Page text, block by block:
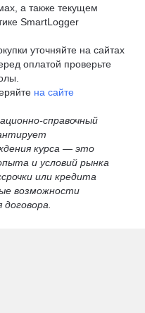
а также текущем
SmartLogger
уточняйте на сайтах
оплатой проверьте
на сайте
справочный
курса — это
и условий рынка
или кредита
возможности